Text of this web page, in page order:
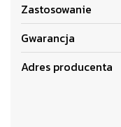
Zastosowanie
Gwarancja
Adres producenta